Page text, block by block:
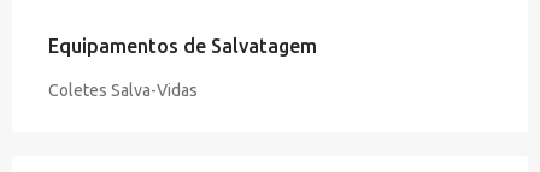
Equipamentos de Salvatagem
Coletes Salva-Vidas